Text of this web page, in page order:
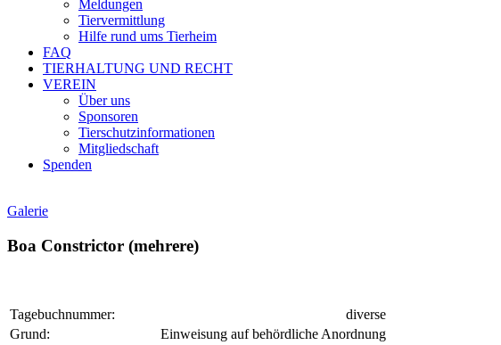
Meldungen
Tiervermittlung
Hilfe rund ums Tierheim
FAQ
TIERHALTUNG UND RECHT
VEREIN
Über uns
Sponsoren
Tierschutzinformationen
Mitgliedschaft
Spenden
Galerie
Boa Constrictor (mehrere)
Tagebuchnummer:
diverse
Grund:
Einweisung auf behördliche Anordnung